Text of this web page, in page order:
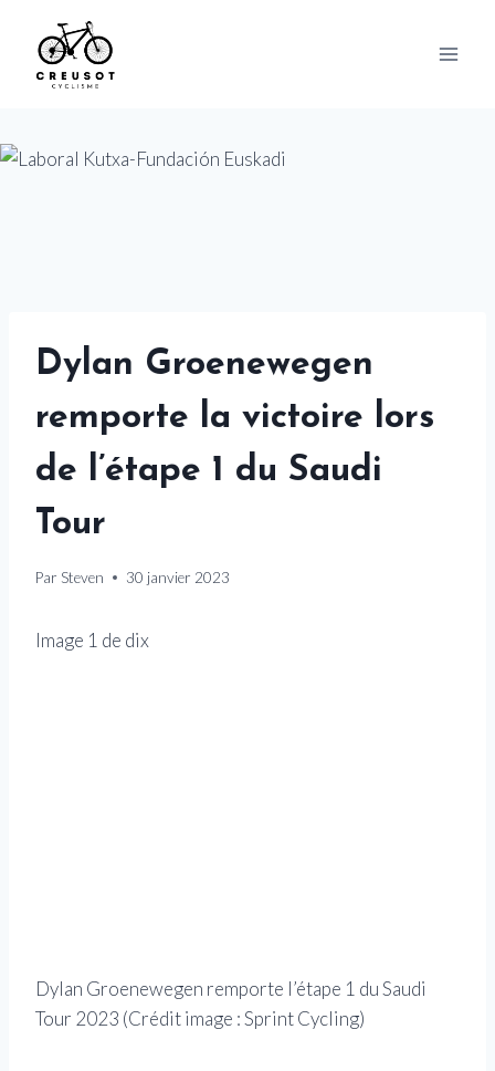
content
Dylan Groenewegen
remporte la victoire lors
de l’étape 1 du Saudi
Tour
Par Steven 30 janvier 2023
Image 1 de dix
Dylan Groenewegen remporte l’étape 1 du Saudi
Tour 2023 (Crédit image : Sprint Cycling)